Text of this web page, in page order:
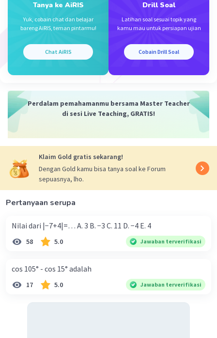
Tanya ke AiRIS
Yuk, cobain chat dan belajar
bareng AiRIS, teman pintarmu!
Chat AiRIS
Drill Soal
Latihan soal sesuai topik yang
kamu mau untuk persiapan ujian
Cobain Drill Soal
Perdalam pemahamanmu bersama Master Teacher
di sesi Live Teaching, GRATIS!
Klaim Gold gratis sekarang!
Dengan Gold kamu bisa tanya soal ke Forum
sepuasnya, lho.
Pertanyaan serupa
Nilai dari |−7+4|=… A. 3 B. −3 C. 11 D. −4 E. 4
58 5.0 Jawaban terverifikasi
cos 105° - cos 15° adalah
17 5.0 Jawaban terverifikasi